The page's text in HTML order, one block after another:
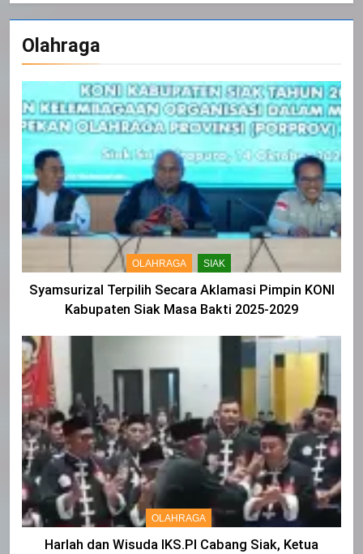
Olahraga
OLAHRAGA SIAK
Syamsurizal Terpilih Secara Aklamasi Pimpin KONI
Kabupaten Siak Masa Bakti 2025-2029
OLAHRAGA
Harlah dan Wisuda IKS.PI Cabang Siak, Ketua